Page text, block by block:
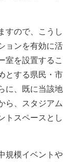
すので、こうし
ョンを有効に活
室を設置するこ
とする県民・市
に、既に当該地
ら、スタジアム
トスペースとし
規模イベントや